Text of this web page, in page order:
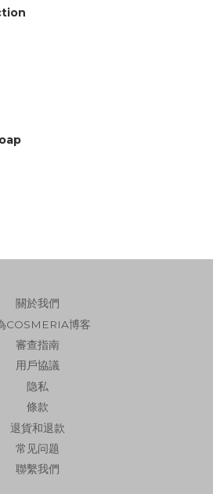
關於我們
COSMERIA博客
審查指南
用戶協議
隐私
條款
退貨和退款
常见问题
聯繫我們